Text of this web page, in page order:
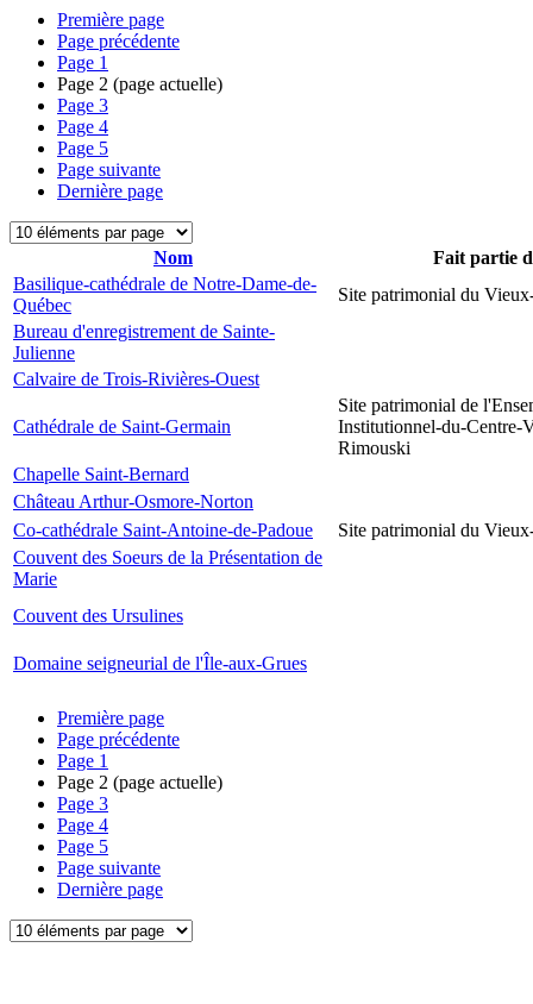
Première page
Page précédente
Page 1
Page 2 (page actuelle)
Page 3
Page 4
Page 5
Page suivante
Dernière page
Nom
Fait partie
Basilique-cathédrale de Notre-Dame-de-
Québec
Site patrimonial du
Bureau d'enregistrement de Sainte-
Julienne
Calvaire de Trois-Rivières-Ouest
Cathédrale de Saint-Germain
Site patrimonial de
Institutionnel-du-Centre-
Rimouski
Chapelle Saint-Bernard
Château Arthur-Osmore-Norton
Co-cathédrale Saint-Antoine-de-Padoue
Site patrimonial du
Couvent des Soeurs de la Présentation de
Marie
Couvent des Ursulines
Domaine seigneurial de l'Île-aux-Grues
Première page
Page précédente
Page 1
Page 2 (page actuelle)
Page 3
Page 4
Page 5
Page suivante
Dernière page